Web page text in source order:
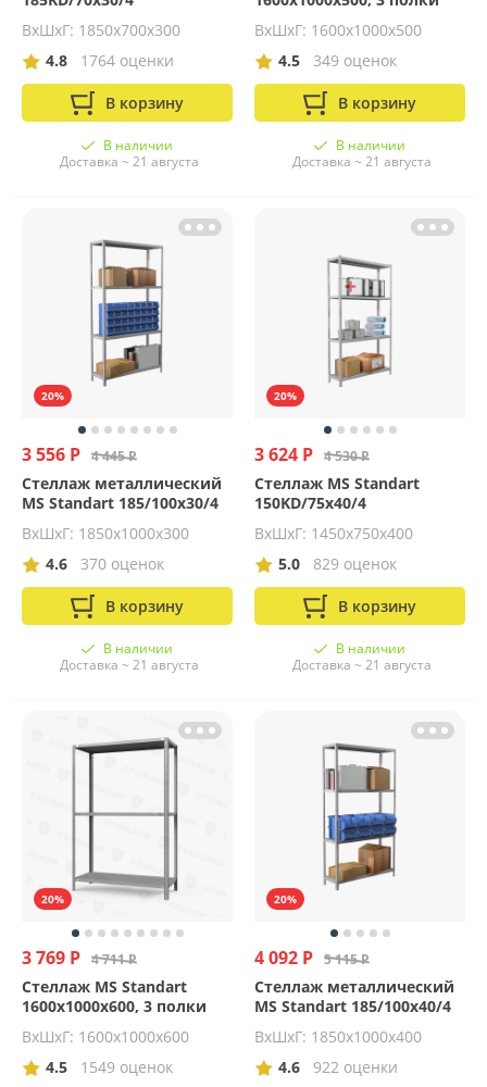
ВхШхГ: 1850х700х300
4.8
1764 оценки
В корзину
В наличии
Доставка ~ 21 августа
ВхШхГ: 1600x1000x500
4.5
349 оценок
В корзину
В наличии
Доставка ~ 21 августа
20%
3 556 Р 4 445 Р
Стеллаж металлический
MS Standart 185/100x30/4
ВхШхГ: 1850х1000х300
4.6
370 оценок
В корзину
В наличии
Доставка ~ 21 августа
20%
3 624 Р 4 530 Р
Стеллаж MS Standart
150KD/75x40/4
ВхШхГ: 1450х750х400
5.0
829 оценок
В корзину
В наличии
Доставка ~ 21 августа
20%
3 769 Р 4 711 Р
Стеллаж MS Standart
1600х1000х600, 3 полки
ВхШхГ: 1600x1000x600
4.5
1549 оценок
20%
4 092 Р 5 115 Р
Стеллаж металлический
MS Standart 185/100x40/4
ВхШхГ: 1850х1000х400
4.6
922 оценки